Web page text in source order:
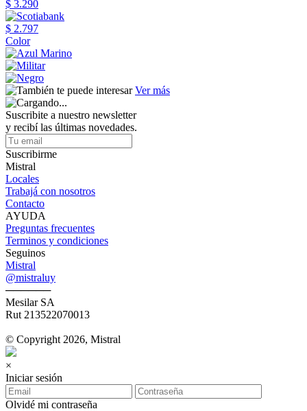
$ 3.290
$ 2.797
Color
Ver más
Suscribite a nuestro newsletter
y recibí las últimas novedades.
Suscribirme
Mistral
Locales
Trabajá con nosotros
Contacto
AYUDA
Preguntas frecuentes
Terminos y condiciones
Seguinos
Mistral
@mistraluy
──────
Mesilar SA
Rut 213522070013
© Copyright 2026, Mistral
×
Iniciar sesión
Olvidé mi contraseña